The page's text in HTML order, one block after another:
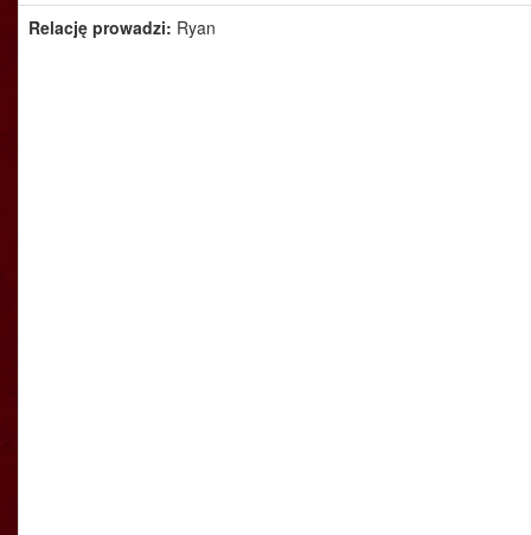
Relację prowadzi: Ryan